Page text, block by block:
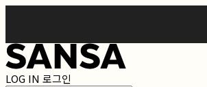
LOG IN 로그인